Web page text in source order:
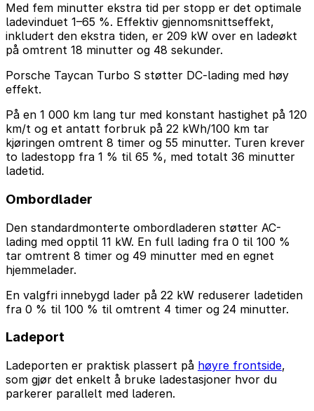
Med fem minutter ekstra tid per stopp er det optimale
ladevinduet 1–65 %. Effektiv gjennomsnittseffekt,
inkludert den ekstra tiden, er 209 kW over en ladeøkt
på omtrent 18 minutter og 48 sekunder.
Porsche Taycan Turbo S støtter DC-lading med høy
effekt.
På en 1 000 km lang tur med konstant hastighet på 120
km/t og et antatt forbruk på 22 kWh/100 km tar
kjøringen omtrent 8 timer og 55 minutter. Turen krever
to ladestopp fra 1 % til 65 %, med totalt 36 minutter
ladetid.
Ombordlader
Den standardmonterte ombordladeren støtter AC-
lading med opptil 11 kW. En full lading fra 0 til 100 %
tar omtrent 8 timer og 49 minutter med en egnet
hjemmelader.
En valgfri innebygd lader på 22 kW reduserer ladetiden
fra 0 % til 100 % til omtrent 4 timer og 24 minutter.
Ladeport
Ladeporten er praktisk plassert på høyre frontside,
som gjør det enkelt å bruke ladestasjoner hvor du
parkerer parallelt med laderen.